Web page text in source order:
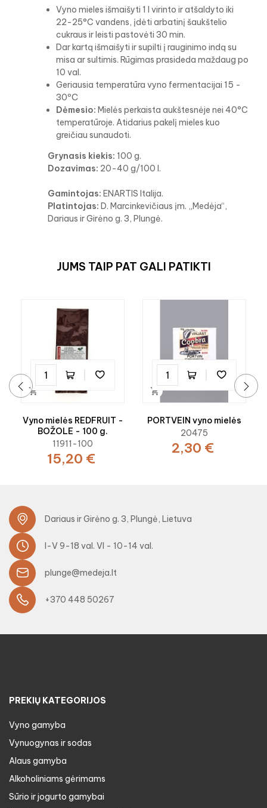
Vyno mieles išmaišyti 1 l virinto ir atšaldyto iki
22-25°C vandens, įdėti arbatinį šaukštelio
cukraus ir leisti pastovėti 30 min.
Dar kartą išmaišyti ir supilti į rauginimo indą su
misa ar sultimis. Rūgimas prasideda maždaug po
10 val.
Geriausia temperatūra vyno fermentacijai 15 -
30ºC
Dėmesio: Mielės perkaista aukštesnėje nei 40°C
temperatūroje. Atidarius pakelį mieles kuo
greičiau sunaudoti.
Grynasis kiekis: 100 g.
Dozavimas: 20-40 g/100 l.
Gamintojas: ENARTIS Italija.
Platintojas: D. Marcinkevičiaus įm. „Medėja“,
Dariaus ir Girėno g. 3, Plungė.
JUMS TAIP PAT GALI PATIKTI

Vyno mielės REDFRUIT -
BOŽOLE - 100 g.
11911-100
15,20 €

PORTVEIN vyno mielės
20475
2,30 €
Dariaus ir Girėno g. 3, Plungė, Lietuva
I-V 9-18 val. VI - 10-14 val.
plunge@medeja.lt
+370 448 50267
PREKIŲ KATEGORIJOS
Vyno gamyba
Vynuogynas ir sodas
Alaus gamyba
Alkoholiniams gėrimams
Sūrio ir jogurto gamybai